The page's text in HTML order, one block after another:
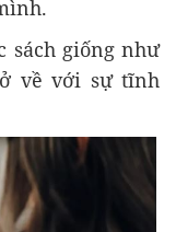
sách giống như
về với sự tĩnh